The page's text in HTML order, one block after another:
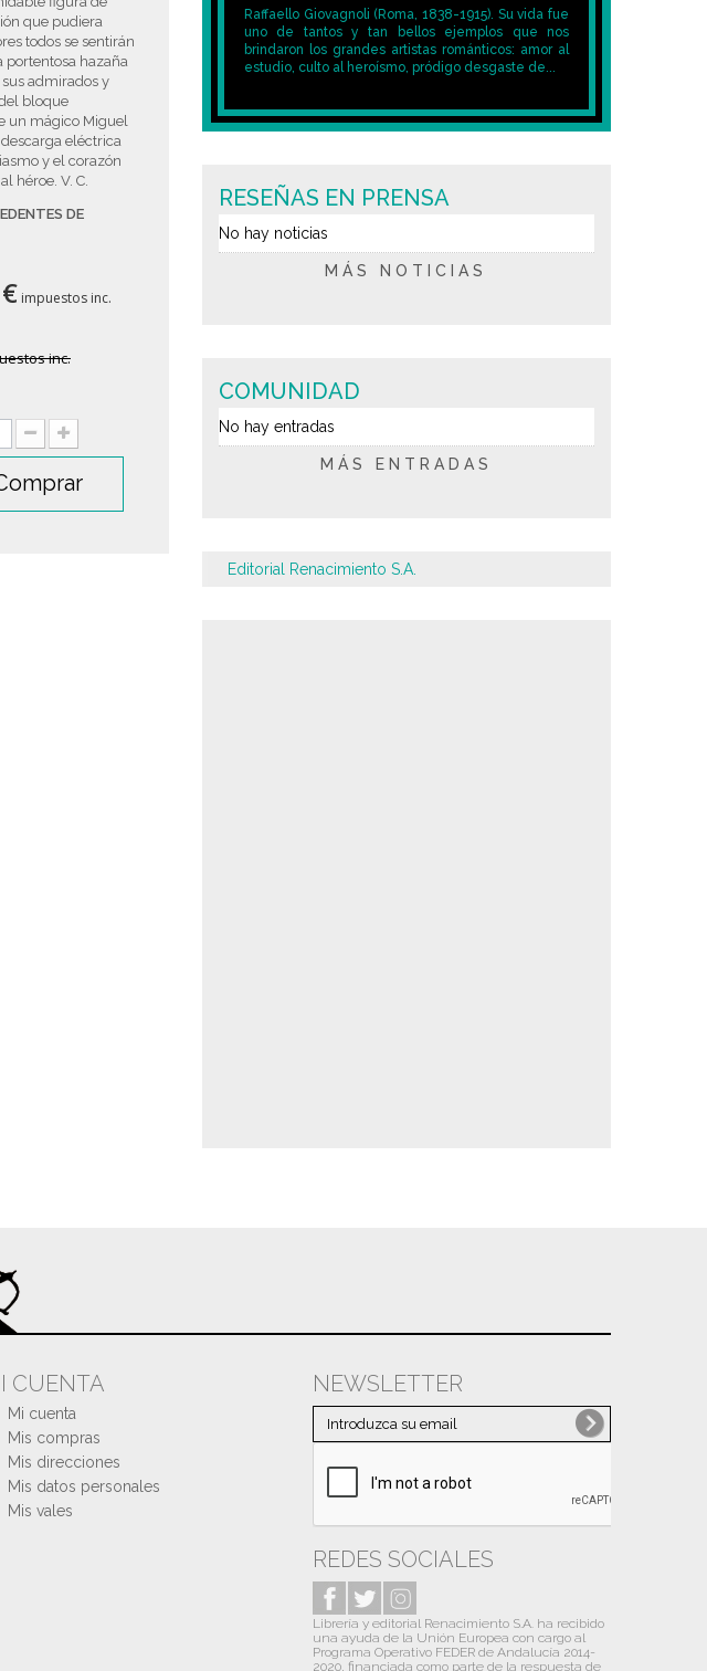
que pudiera
todos se sentirán
portentosa hazaña
admirados y
bloque
un mágico Miguel
eléctrica
y el corazón
héroe. V. C.
DE
impuestos inc.
inc.
Raffaello Giovagnoli (Roma, 1838-1915). Su vida fue
uno de tantos y tan bellos ejemplos que nos
brindaron los grandes artistas románticos: amor al
estudio, culto al heroísmo, pródigo desgaste de...
RESEÑAS EN PRENSA
No hay noticias
MÁS NOTICIAS
COMUNIDAD
No hay entradas
MÁS ENTRADAS
Editorial Renacimiento S.A.
CUENTA
Mi cuenta
Mis compras
Mis direcciones
Mis datos personales
Mis vales
NEWSLETTER
REDES SOCIALES
Librería y editorial Renacimiento S.A. ha recibido
una ayuda de la Unión Europea con cargo al
Programa Operativo FEDER de Andalucía 2014-
2020, financiada como parte de la respuesta de